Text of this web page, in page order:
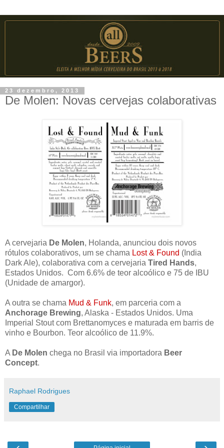
23 dezembro, 2013
De Molen: Novas cervejas colaborativas
A cervejaria De Molen, Holanda, anunciou dois novos
rótulos colaborativos, um se chama Lost & Found (India
Dark Ale), colaborativa com a cervejaria Tired Hands,
Estados Unidos. Com 6.6% de teor alcoólico e 75 de IBU
(Unidade de amargor).
A outra se chama Mud & Funk, em parceria com a
Anchorage Brewing, Alaska - Estados Unidos. Uma
Imperial Stout com Brettanomyces e maturada em barris de
vinho e Bourbon. Teor alcoólico de 11.9%.
A De Molen chega no Brasil via importadora Beer
Concept.
Raphael Rodrigues
Compartilhar